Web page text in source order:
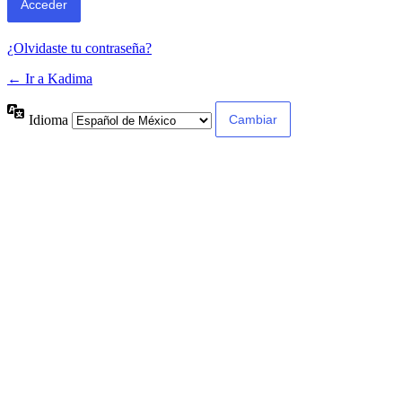
¿Olvidaste tu contraseña?
← Ir a Kadima
Idioma